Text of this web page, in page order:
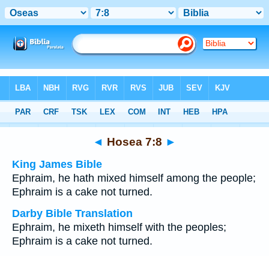
Multilingual > Hosea 7:8
◄ Hosea 7:8 ►
King James Bible
Ephraim, he hath mixed himself among the people;
Ephraim is a cake not turned.
Darby Bible Translation
Ephraim, he mixeth himself with the peoples;
Ephraim is a cake not turned.